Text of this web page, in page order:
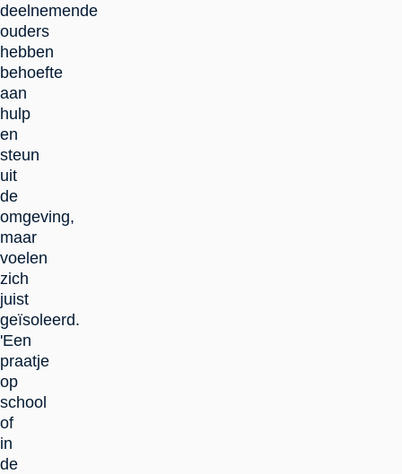
deelnemende
ouders
hebben
behoefte
aan
hulp
en
steun
uit
de
omgeving,
maar
voelen
zich
juist
geïsoleerd.
'Een
praatje
op
school
of
in
de